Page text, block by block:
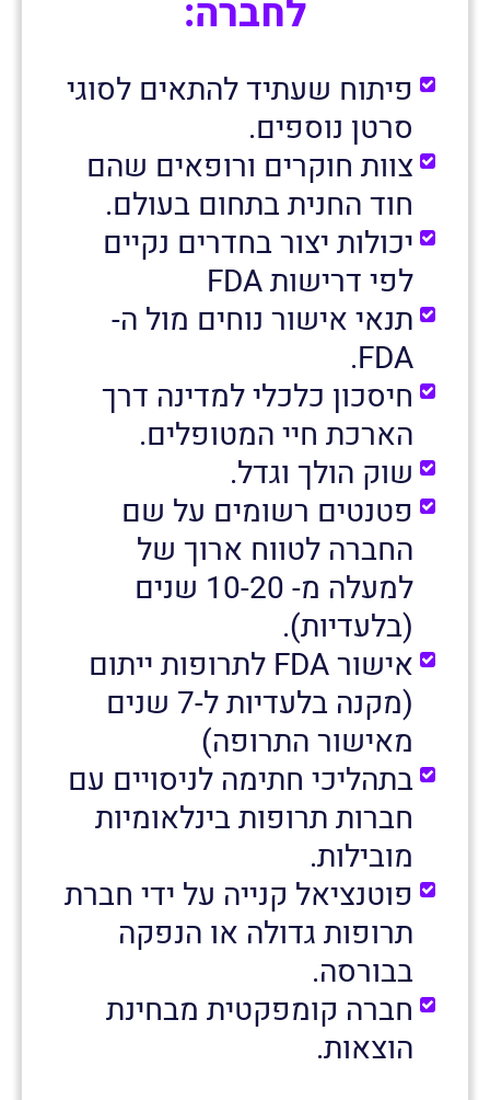
לחברה:
פיתוח שעתיד להתאים לסוגי
סרטן נוספים.
צוות חוקרים ורופאים שהם
חוד החנית בתחום בעולם.
יכולות יצור בחדרים נקיים
לפי דרישות FDA
תנאי אישור נוחים מול ה-
FDA.
חיסכון כלכלי למדינה דרך
הארכת חיי המטופלים.
שוק הולך וגדל.
פטנטים רשומים על שם
החברה לטווח ארוך של
למעלה מ- 10-20 שנים
(בלעדיות).
אישור FDA לתרופות ייתום
(מקנה בלעדיות ל-7 שנים
מאישור התרופה)
בתהליכי חתימה לניסויים עם
חברות תרופות בינלאומיות
מובילות.
פוטנציאל קנייה על ידי חברת
תרופות גדולה או הנפקה
בבורסה.
חברה קומפקטית מבחינת
הוצאות.